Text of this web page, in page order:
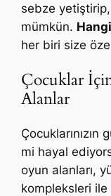
sebze
mümkün.
her biri size
Çocuklar
Alanlar
mi hayal
oyun alanları,
kompleksleri ile